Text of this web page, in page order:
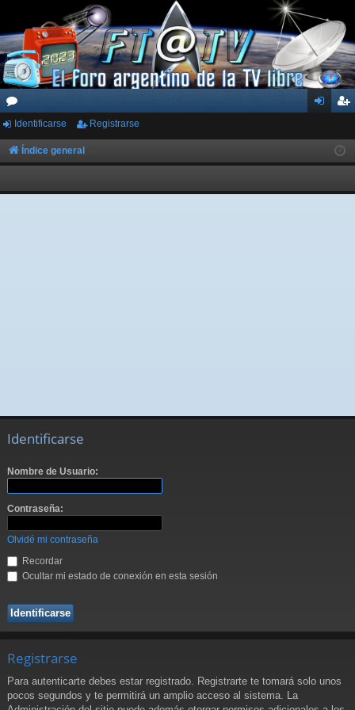
or
os
ar
ist
rs
Identificarse Registrarse
Índice general
Identificarse
Nombre de Usuario:
Contraseña:
Olvidé mi contraseña
Recordar
Ocultar mi estado de conexión en esta sesión
Registrarse
Para autenticarte debes estar registrado. Registrarte te tomará solo unos
pocos segundos y te permitirá un amplio acceso al sistema. La